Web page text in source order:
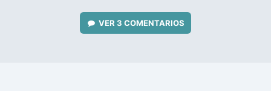
VER 3 COMENTARIOS